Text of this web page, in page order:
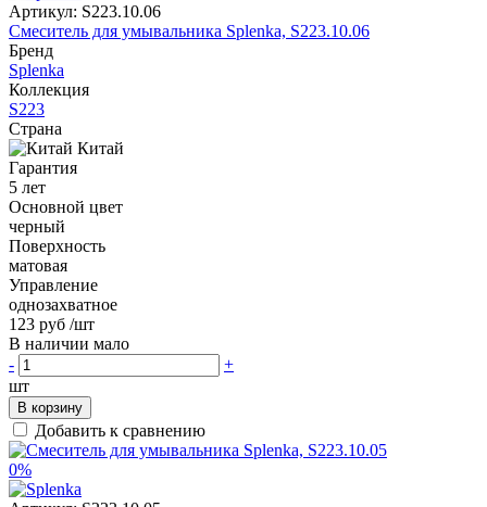
Артикул: S223.10.06
Смеситель для умывальника Splenka, S223.10.06
Бренд
Splenka
Коллекция
S223
Страна
Китай
Гарантия
5 лет
Основной цвет
черный
Поверхность
матовая
Управление
однозахватное
123 руб /шт
В наличии мало
-
+
шт
В корзину
Добавить к сравнению
0%